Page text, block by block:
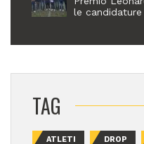
le candidature
TAG
ATLETI DROP